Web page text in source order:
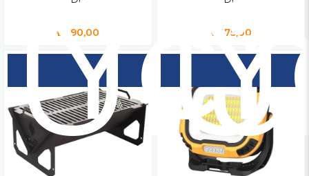
₺490,00 ₺475,00